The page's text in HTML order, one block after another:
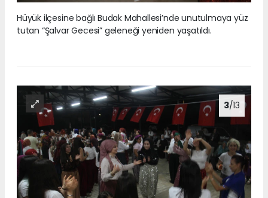
Hüyük ilçesine bağlı Budak Mahallesi’nde unutulmaya yüz
tutan “Şalvar Gecesi” geleneği yeniden yaşatıldı.
3/13